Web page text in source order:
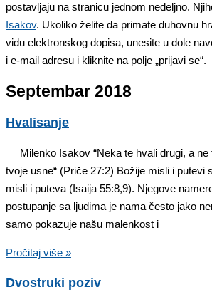
postavljaju na stranicu jednom nedeljno.
Isakov. Ukoliko želite da primate duhovnu
vidu elektronskog dopisa, unesite u dole
i e-mail adresu i kliknite na polje „prijavi se“.
Septembar 2018
Hvalisanje
Milenko Isakov “Neka te hvali drugi, a
tvoje usne“ (Priče 27:2) Božije misli i putevi
misli i puteva (Isaija 55:8,9). Njegove
postupanje sa ljudima je nama često jako
samo pokazuje našu malenkost i
Pročitaj više »
Dvostruki poziv